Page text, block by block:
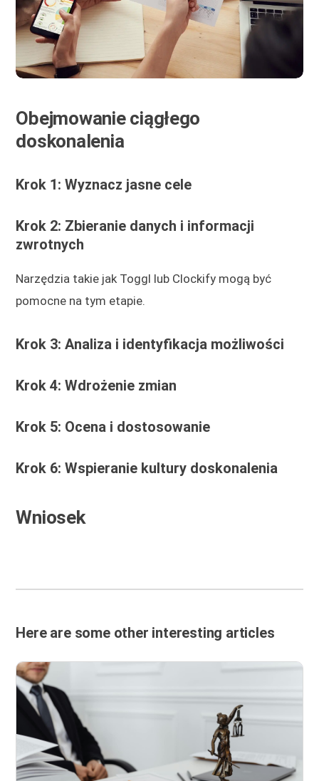
Obejmowanie ciągłego
doskonalenia
Krok 1: Wyznacz jasne cele
Krok 2: Zbieranie danych i informacji
zwrotnych
Narzędzia takie jak Toggl lub Clockify mogą być
pomocne na tym etapie.
Krok 3: Analiza i identyfikacja możliwości
Krok 4: Wdrożenie zmian
Krok 5: Ocena i dostosowanie
Krok 6: Wspieranie kultury doskonalenia
Wniosek
Here are some other interesting articles